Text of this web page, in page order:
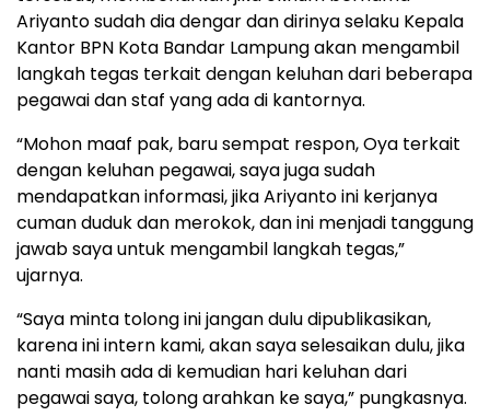
Ariyanto sudah dia dengar dan dirinya selaku Kepala
Kantor BPN Kota Bandar Lampung akan mengambil
langkah tegas terkait dengan keluhan dari beberapa
pegawai dan staf yang ada di kantornya.
“Mohon maaf pak, baru sempat respon, Oya terkait
dengan keluhan pegawai, saya juga sudah
mendapatkan informasi, jika Ariyanto ini kerjanya
cuman duduk dan merokok, dan ini menjadi tanggung
jawab saya untuk mengambil langkah tegas,”
ujarnya.
“Saya minta tolong ini jangan dulu dipublikasikan,
karena ini intern kami, akan saya selesaikan dulu, jika
nanti masih ada di kemudian hari keluhan dari
pegawai saya, tolong arahkan ke saya,” pungkasnya.